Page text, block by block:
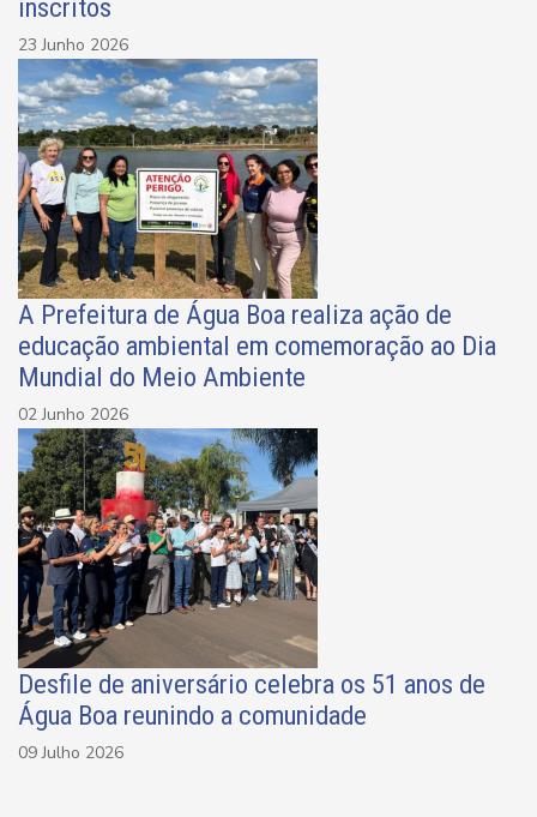
inscritos
23 Junho 2026
A Prefeitura de Água Boa realiza ação de
educação ambiental em comemoração ao Dia
Mundial do Meio Ambiente
02 Junho 2026
Desfile de aniversário celebra os 51 anos de
Água Boa reunindo a comunidade
09 Julho 2026